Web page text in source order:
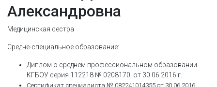
Александровна
Медицинская сестра
Средне-специальное образование:
Диплом о среднем профессиональном образовании
КГБОУ серия 112218 № 0208170 от 30.06.2016 г.
Сертификат специалиста № 082241014355 от 30.06.2016